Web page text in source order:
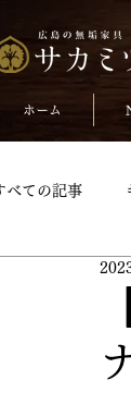
ホーム
べての記事
無垢のチェア
TVボード